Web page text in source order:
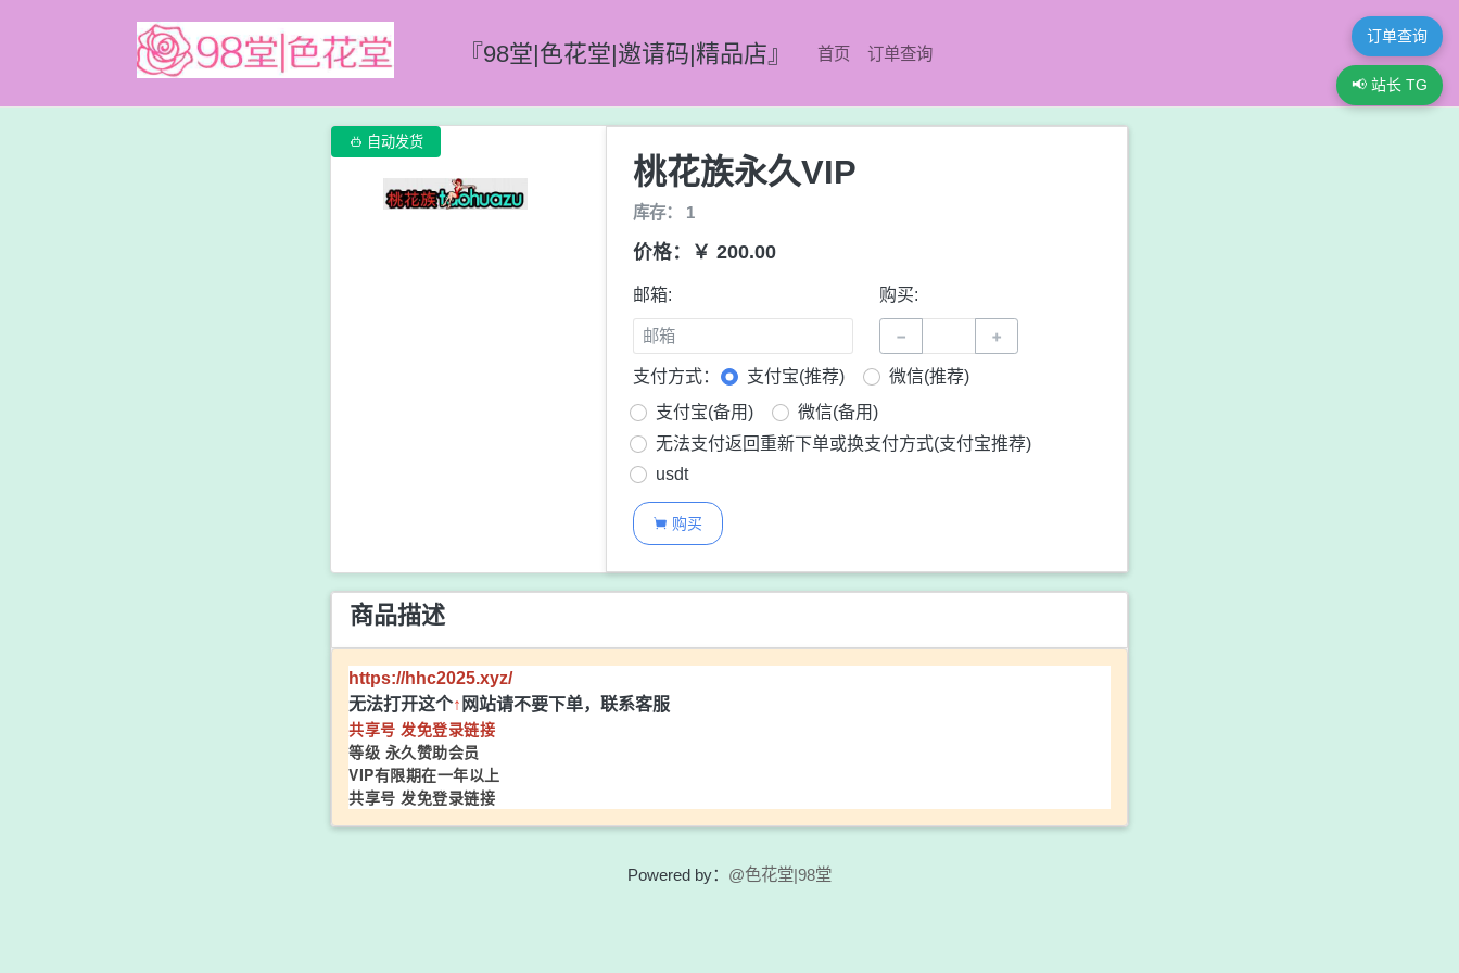
『98堂|色花堂|邀请码|精品店』 首页 订单查询
订单查询
📢 站长 TG
 自动发货
桃花族永久VIP
库存： 1
价格：￥ 200.00
邮箱: 购买:
− +
支付方式： 支付宝(推荐)
微信(推荐)
支付宝(备用)
微信(备用)
无法支付返回重新下单或换支付方式(支付宝推荐)
usdt
 购买
商品描述
https://hhc2025.xyz/
无法打开这个↑ 网站请不要下单，联系客服
共享号 发免登录链接
等级 永久赞助会员
VIP有限期在一年以上
共享号 发免登录链接
Powered by： @色花堂|98堂